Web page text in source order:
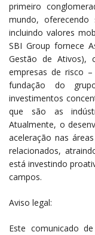
primeiro
mundo, oferecendo
incluindo valores
SBI Group fornece
Gestão de Ativos),
empresas de risco
fundação do
investimentos
que são as
Atualmente, o
aceleração nas
relacionados,
está investindo
campos.
Aviso legal:
Este comunicado